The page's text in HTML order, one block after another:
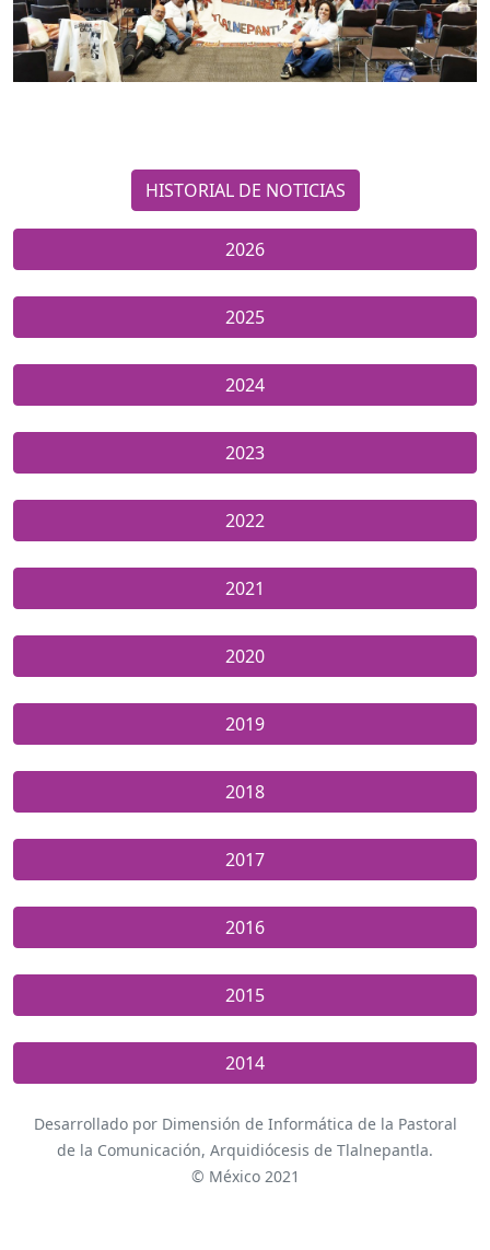
HISTORIAL DE NOTICIAS
2026
2025
2024
2023
2022
2021
2020
2019
2018
2017
2016
2015
2014
Desarrollado por Dimensión de Informática de la Pastoral
de la Comunicación, Arquidiócesis de Tlalnepantla.
© México 2021